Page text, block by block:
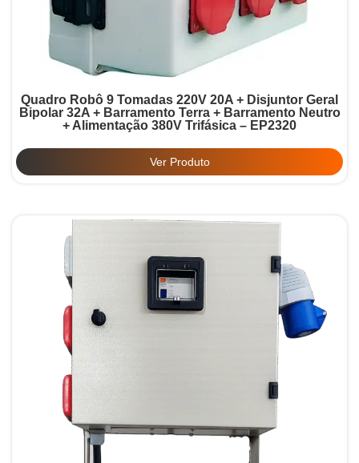
Quadro Robô 9 Tomadas 220V 20A + Disjuntor Geral
Bipolar 32A + Barramento Terra + Barramento Neutro
+ Alimentação 380V Trifásica – EP2320
Ver Produto